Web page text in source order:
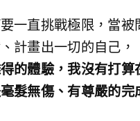
一直挑戰極限，當
計畫出一切的自己，
的體驗，我沒有打
髮無傷、有尊嚴的完